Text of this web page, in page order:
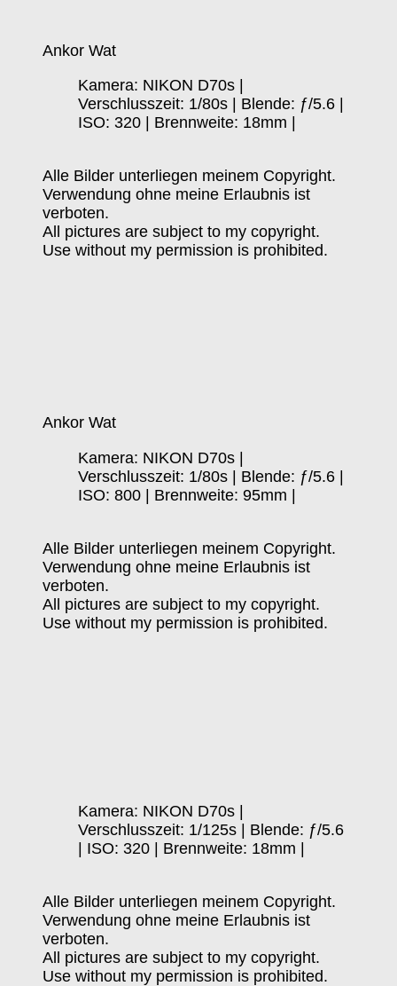
Ankor Wat
Kamera: NIKON D70s |
Verschlusszeit: 1/80s | Blende: ƒ/5.6 |
ISO: 320 | Brennweite: 18mm |
Alle Bilder unterliegen meinem Copyright.
Verwendung ohne meine Erlaubnis ist
verboten.
All pictures are subject to my copyright.
Use without my permission is prohibited.
Ankor Wat
Kamera: NIKON D70s |
Verschlusszeit: 1/80s | Blende: ƒ/5.6 |
ISO: 800 | Brennweite: 95mm |
Alle Bilder unterliegen meinem Copyright.
Verwendung ohne meine Erlaubnis ist
verboten.
All pictures are subject to my copyright.
Use without my permission is prohibited.
Kamera: NIKON D70s |
Verschlusszeit: 1/125s | Blende: ƒ/5.6
| ISO: 320 | Brennweite: 18mm |
Alle Bilder unterliegen meinem Copyright.
Verwendung ohne meine Erlaubnis ist
verboten.
All pictures are subject to my copyright.
Use without my permission is prohibited.